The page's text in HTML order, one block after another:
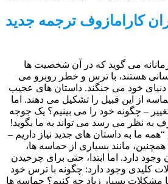
کارامازوف ترجمه جدید
می گوید که در آن شخصیت ها
هستند، با ترس و خطر روبرو می
دنیای خود می جنگند. داستان های عجیب
از این قبیل را تشکیل می دهند. اما
– چگونه خود را می بینیم؟ یک جوجه
به نظر می رسد می تواند به ما بگوید!
ما به داستان های جدید نیاز داریم –
مانند بسیاری از حماسه ها،
دارد. اما ابتدا، حتی برای چرخیدن
کلیدی وجود دارد: چگونه با ترس خود
مشکلات بسیار زیاد چه کنیم؟ حماسه ها